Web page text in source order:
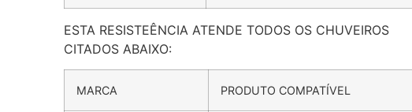
ESTA RESISTEÊNCIA ATENDE TODOS OS CHUVEIROS
CITADOS ABAIXO:
MARCA PRODUTO COMPATÍVEL